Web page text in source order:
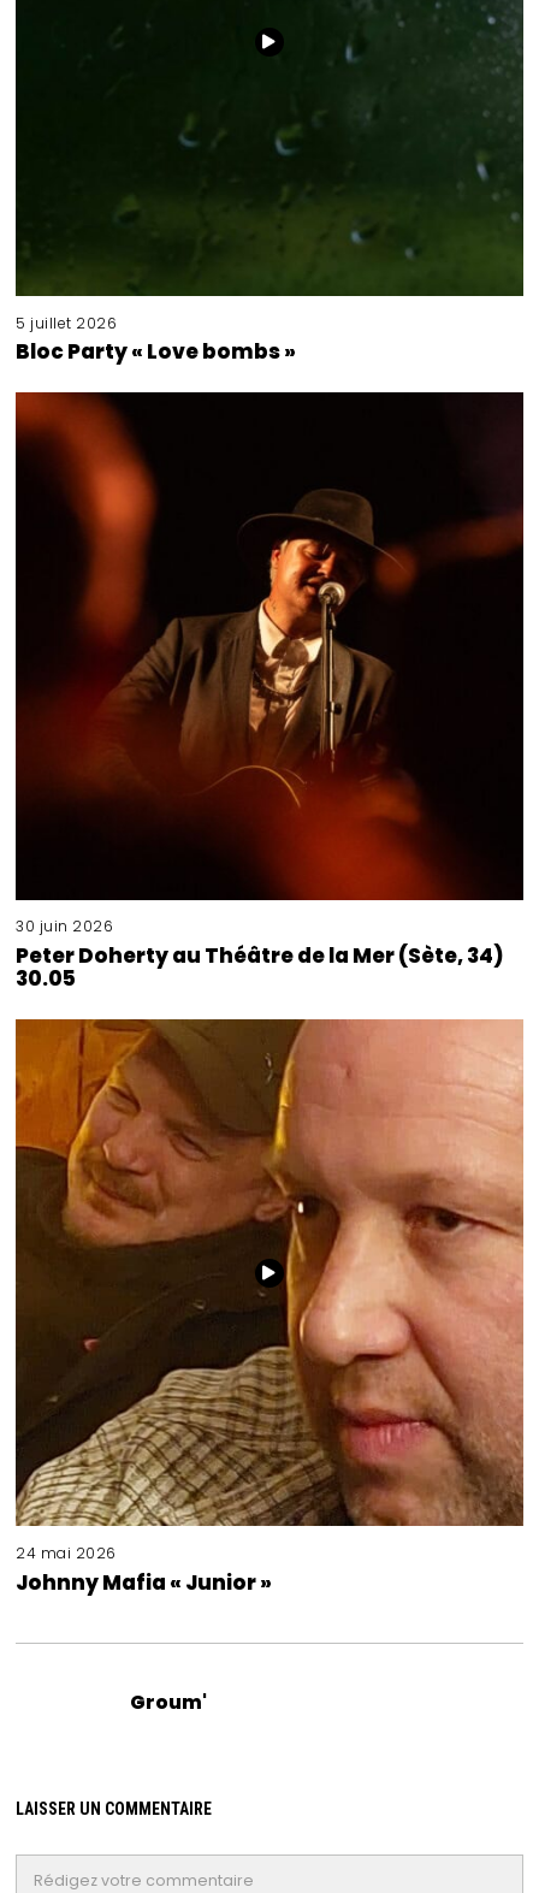
5 juillet 2026
Bloc Party « Love bombs »
30 juin 2026
Peter Doherty au Théâtre de la Mer (Sète, 34)
30.05
24 mai 2026
Johnny Mafia « Junior »
Groum'
LAISSER UN COMMENTAIRE